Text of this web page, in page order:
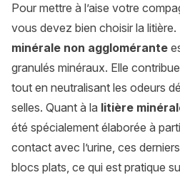
Pour mettre à l’aise votre
vous devez bien choisir la litière.
minérale non agglomérante
granulés minéraux. Elle
tout en neutralisant les odeurs
selles. Quant à la litière
été spécialement élaborée à
contact avec l’urine, ces
blocs plats, ce qui est pratique